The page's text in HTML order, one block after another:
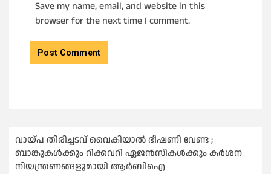
Save my name, email, and website in this
browser for the next time I comment.
വായ്പ തിരിച്ചടവ് വൈകിയാല്‍ ഭീഷണി വേണ്ട ;
ബാങ്കുകള്‍ക്കും റിക്കവറി ഏജൻസികള്‍ക്കും കര്‍ശന
നിയന്ത്രണങ്ങളുമായി ആര്‍ബിഐ